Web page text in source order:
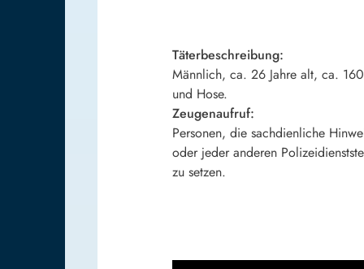
Täterbeschreibung:
Männlich, ca. 26 Jahre alt, ca.
und Hose.
Zeugenaufruf:
Personen, die sachdienliche
oder jeder anderen
zu setzen.